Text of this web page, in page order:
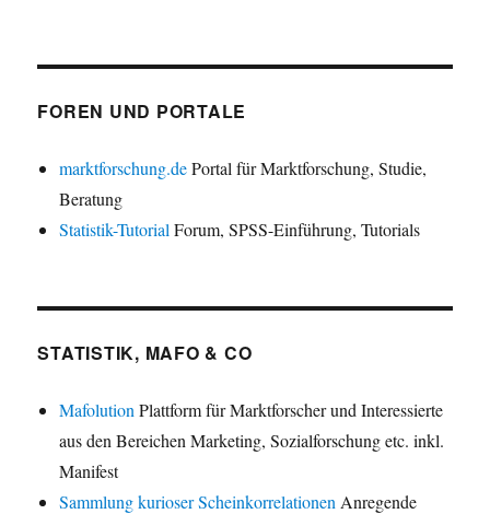
FOREN UND PORTALE
marktforschung.dePortal für Marktforschung, Studie,
Beratung
Statistik-Tutorial Forum, SPSS-Einführung, Tutorials
STATISTIK, MAFO & CO
Mafolution Plattform für Marktforscher und Interessierte
aus den Bereichen Marketing, Sozialforschung etc. inkl.
Manifest
Sammlung kurioser Scheinkorrelationen Anregende